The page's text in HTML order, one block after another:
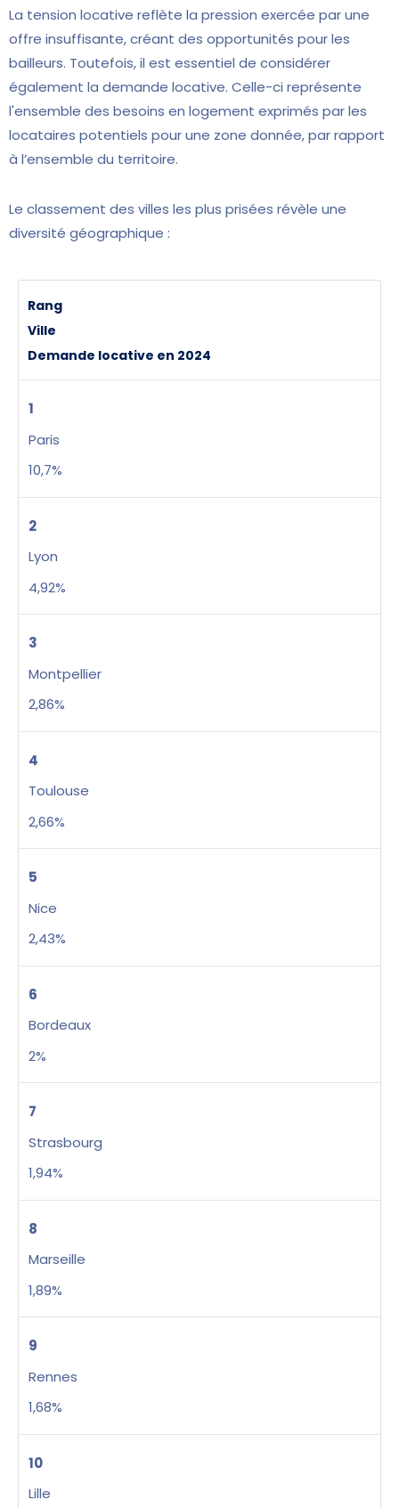
La tension locative reflète la pression exercée par une
offre insuffisante, créant des opportunités pour les
bailleurs. Toutefois, il est essentiel de considérer
également la demande locative. Celle-ci représente
l'ensemble des besoins en logement exprimés par les
locataires potentiels pour une zone donnée, par rapport
à l’ensemble du territoire.
Le classement des villes les plus prisées révèle une
diversité géographique :
Rang
Ville
Demande locative en 2024
1
Paris
10,7%
2
Lyon
4,92%
3
Montpellier
2,86%
4
Toulouse
2,66%
5
Nice
2,43%
6
Bordeaux
2%
7
Strasbourg
1,94%
8
Marseille
1,89%
9
Rennes
1,68%
10
Lille